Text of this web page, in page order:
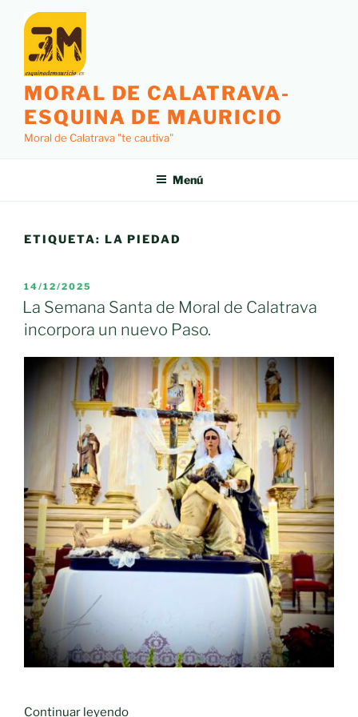
contenido
MORAL DE CALATRAVA-
ESQUINA DE MAURICIO
Moral de Calatrava "te cautiva"
Menú
ETIQUETA: LA PIEDAD
PUBLICADO
EL
14/12/2025
La Semana Santa de Moral de Calatrava
incorpora un nuevo Paso.
Continuar leyendo«La